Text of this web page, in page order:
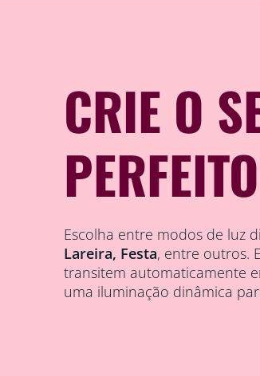
CRIE O
PERFEITO
Escolha entre modos de luz
Lareira, Festa, entre outros.
transitem automaticamente
uma iluminação dinâmica